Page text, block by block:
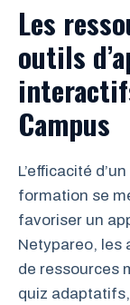
Les
outils
Campus
L’efficacité
formation se
favoriser un
Netypareo, les
de ressources
quiz